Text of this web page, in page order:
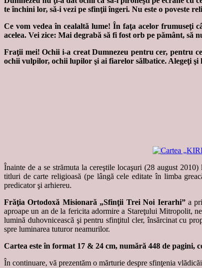
te închini lor, să-i vezi pe sfinţii îngeri. Nu este o poveste
Ce vom vedea în cealaltă lume! În faţa acelor frumuseţi
acelea. Vei zice: Mai degrabă să fi fost orb pe pământ, să
Fraţii mei! Ochii i-a creat Dumnezeu pentru cer, pentru
ochii vulpilor, ochii lupilor şi ai fiarelor sălbatice. Alegeţi şi
Înainte de a se strămuta la cereştile locaşuri (28 august
titluri de carte religioasă (pe lângă cele editate în limba
predicator şi arhiereu.
Frăţia Ortodoxă Misionară „Sfinţii Trei Noi Ierarhi”a
aproape un an de la fericita adormire a Stareţului Mitropolit,
lumină duhovnicească şi pentru sfinţitul cler, însărcinat cu
spre luminarea tuturor neamurilor.
Cartea este în format 17 & 24 cm, numără 448 de pagini,
În continuare, vă prezentăm o mărturie despre sfinţenia